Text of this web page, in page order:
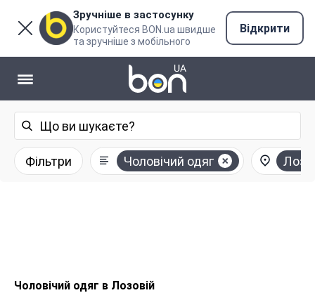
Зручніше в застосунку
Користуйтеся BON.ua швидше
та зручніше з мобільного
Відкрити
Фільтри Чоловічий одяг
Чоловічий одяг в Лозовій